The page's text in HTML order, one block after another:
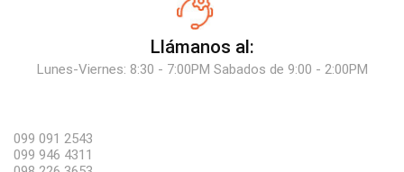
Llámanos al:
Lunes-Viernes: 8:30 - 7:00PM Sabados de 9:00 - 2:00PM
099 091 2543
099 946 4311